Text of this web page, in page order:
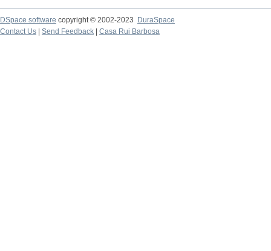
DSpace software copyright © 2002-2023
DuraSpace
Contact Us
Send Feedback Casa Rui Barbosa